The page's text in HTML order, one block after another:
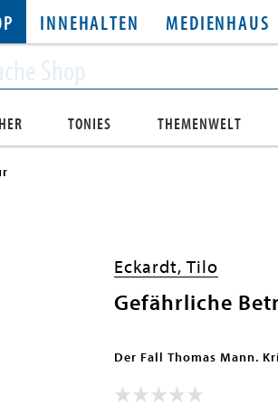
INNEHALTEN MEDIENHAUS
TONIES THEMENWELT
Eckardt, Tilo
Gefährliche
Der Fall Thomas Mann.